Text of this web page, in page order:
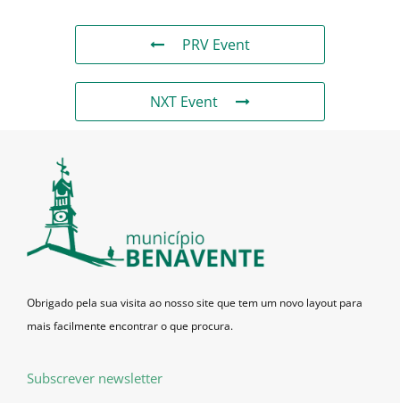
PRV Event
NXT Event
Obrigado pela sua visita ao nosso site que tem um novo layout para
mais facilmente encontrar o que procura.
Subscrever newsletter